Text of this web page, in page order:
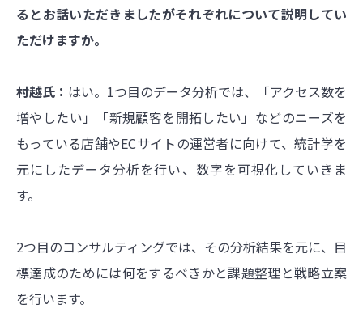
るとお話いただきましたがそれぞれについて説明してい
ただけますか。
村越氏： はい。1つ目のデータ分析では、「アクセス数を
増やしたい」「新規顧客を開拓したい」などのニーズを
もっている店舗やECサイトの運営者に向けて、統計学を
元にしたデータ分析を行い、数字を可視化していきま
す。
2つ目のコンサルティングでは、その分析結果を元に、目
標達成のためには何をするべきかと課題整理と戦略立案
を行います。